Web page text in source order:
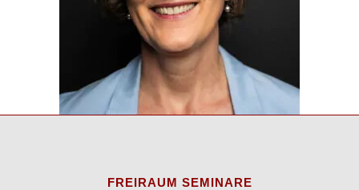
FREIRAUM SEMINARE